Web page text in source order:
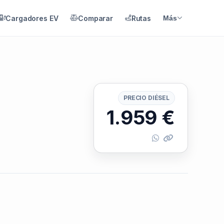
Cargadores EV Comparar Rutas Más
PRECIO DIÉSEL
1.959 €